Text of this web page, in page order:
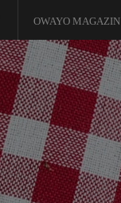
OWAYO MAGAZIN